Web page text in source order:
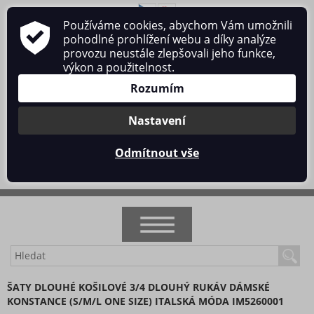
O nás Obchodní podmínky
Ochrana osobních údajů
Kontakt
Přihlásit se/Registrace
NOVINKY
AKCE
ŠATY DLOUHÉ KOŠILOVÉ 3/4 DLOUHÝ RUKÁV DÁMSKÉ
KONSTANCE (S/M/L ONE SIZE) ITALSKÁ MÓDA IM5260001
Používáme cookies, abychom Vám umožnili
pohodlné prohlížení webu a díky analýze
provozu neustále zlepšovali jeho funkce,
výkon a použitelnost.
Rozumím
Nastavení
Odmítnout vše